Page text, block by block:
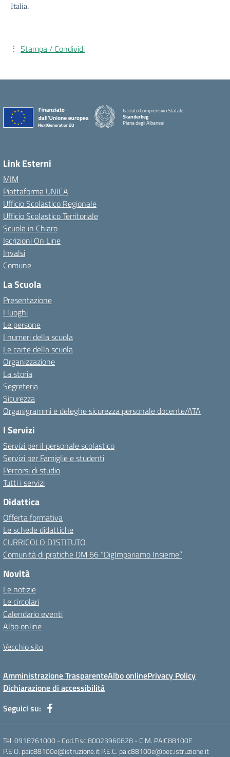
Italia.
Stampa / Condividi
Istituto Comprensivo Statale
Skanderbeg
Piana degli Albanesi
Link Esterni
MIM
Piattaforma UNICA
Ufficio Scolastico Regionale
Ufficio Scolastico Territoriale
Scuola in Chiaro
Iscrizioni On Line
Invalsi
Comune
La Scuola
Presentazione
I luoghi
Le persone
I numeri della scuola
Le carte della scuola
Organizzazione
La storia
Segreteria
Sicurezza
Organigrammi e deleghe sicurezza personale docente/ATA
I Servizi
Servizi per il personale scolastico
Servizi per Famiglie e studenti
Percorsi di studio
Tutti i servizi
Didattica
Offerta formativa
Le schede didattiche
CURRICOLO D’ISTITUTO
Comunità di pratiche DM 66 “DigImpariamo Insieme”
Novità
Le notizie
Le circolari
Calendario eventi
Albo online
Vecchio sito
Amministrazione TrasparenteAlbo onlinePrivacy Policy
Dichiarazione di accessibilità
Seguici su:
Tel. 0918761000 - Cod.Fisc.80023960828 - C.M. PAIC88100E
P.E.O. paic88100e@istruzione.it P.E.C. paic88100e@pec.istruzione.it